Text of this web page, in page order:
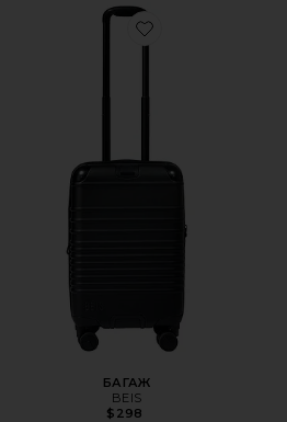
Favorite БАГАЖ
БАГАЖ
BEIS
$298